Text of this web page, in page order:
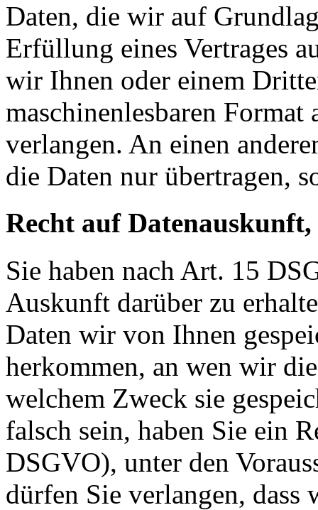
Daten, die wir auf
Erfüllung eines Vertrages
wir Ihnen oder einem
maschinenlesbaren Format
verlangen. An einen
die Daten nur übertragen,
Recht auf
Sie haben nach Art. 15
Auskunft darüber zu
Daten wir von Ihnen
herkommen, an wen wir
welchem Zweck sie
falsch sein, haben Sie ein
DSGVO), unter den
dürfen Sie verlangen, dass